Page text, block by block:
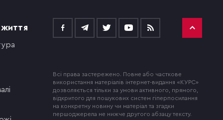
Всі права застережено. Повне або часткове
використання матеріалів інтернет-видання «КУРС»
дозволяється тільки за умови активного, прямого,
відкритого для пошукових систем гіперпосилання
на конкретну новину чи матеріал та згадки
першоджерела не нижче другого абзацу тексту.